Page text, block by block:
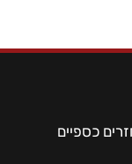
כספיים